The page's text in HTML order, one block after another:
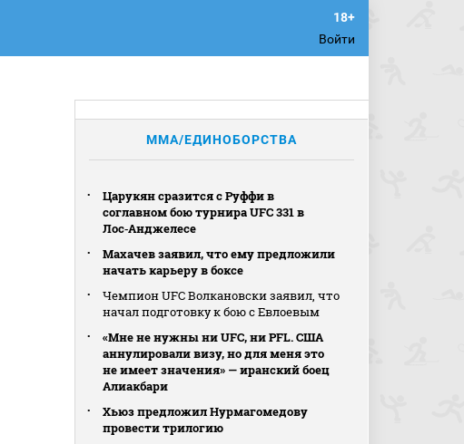
Войти
MMA/ЕДИНОБОРСТВА
Царукян сразится с Руффи в
соглавном бою турнира UFC 331 в
Лос‑Анджелесе
Махачев заявил, что ему предложили
начать карьеру в боксе
Чемпион UFC Волкановски заявил, что
начал подготовку к бою с Евлоевым
«Мне не нужны ни UFC, ни PFL. США
аннулировали визу, но для меня это
не имеет значения» — иранский боец
Алиакбари
Хьюз предложил Нурмагомедову
провести трилогию